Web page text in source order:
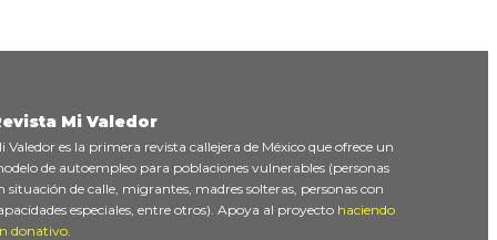
Mi Valedor
Valedor es la primera revista callejera de México que ofrece un
de autoempleo para poblaciones vulnerables (personas
situación de calle, migrantes, madres solteras, personas con
especiales, entre otros). Apoya al proyecto haciendo
donativo